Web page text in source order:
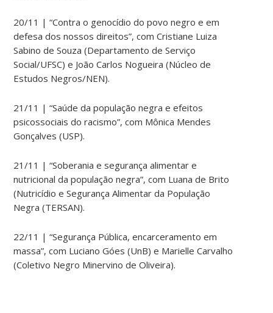
20/11 | “Contra o genocídio do povo negro e em
defesa dos nossos direitos”, comCristiane Luiza
Sabino de Souza(Departamento de Serviço
Social/UFSC)e João Carlos Nogueira (Núcleo de
Estudos Negros/NEN).
21/11 |“Saúde da população negra e efeitos
psicossociais do racismo”, com Mônica Mendes
Gonçalves (USP).
21/11 | “Soberania e segurança alimentar e
nutricional da população negra”, com Luana de Brito
(Nutricídio e Segurança Alimentar da População
Negra (TERSAN).
22/11 |“Segurança Pública, encarceramento em
massa”, com Luciano Góes (UnB) e Marielle Carvalho
(Coletivo Negro Minervino de Oliveira).